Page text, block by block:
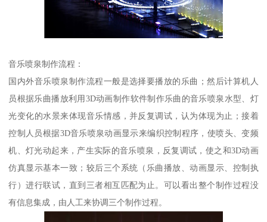
音乐喷泉制作流程：
国内外音乐喷泉制作流程一般是选择要播放的乐曲；然后计算机人
员根据乐曲播放利用3D动画制作软件制作乐曲的音乐喷泉水型、灯
光变化的水景来体现音乐情感，并反复调试，认为体现为止；接着
控制人员根据3D音乐喷泉动画显示来编织控制程序，使喷头、变频
机、灯光动起来，产生实际的音乐喷泉，反复调试，使之和3D动画
仿真显示基本一致；较后三个系统（乐曲播放、动画显示、控制执
行）进行联试，直到三者相互匹配为止。可以看出整个制作过程没
有信息集成，由人工来协调三个制作过程。